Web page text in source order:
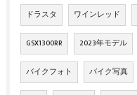
ドラスタ ワインレッド
GSX1300RR 2023年モデル
バイクフォト バイク写真